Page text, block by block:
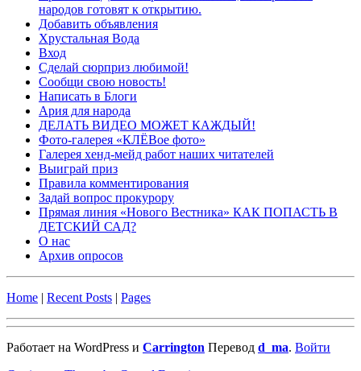
народов готовят к открытию.
Добавить объявления
Хрустальная Вода
Вход
Сделай сюрприз любимой!
Сообщи свою новость!
Написать в Блоги
Ария для народа
ДЕЛАТЬ ВИДЕО МОЖЕТ КАЖДЫЙ!
Фото-галерея «КЛЁВое фото»
Галерея хенд-мейд работ наших читателей
Выиграй приз
Правила комментирования
Задай вопрос прокурору
Прямая линия «Нового Вестника» КАК ПОПАСТЬ В
ДЕТСКИЙ САД?
О нас
Архив опросов
Home | Recent Posts | Pages
Работает на WordPress и Carrington Перевод d_ma. Войти